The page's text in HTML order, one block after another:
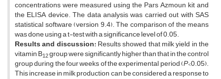
concentrations were measured using the Pars Azmoun kit and
the ELISA device. The data analysis was carried out with SAS
statistical software (version 9.4). The comparison of the means
was done using a t-test with a significance level of 0.05.
Results and discussion:Results showed that milk yield in the
vitamin B12group were significantly higher than that in the control
group during the four weeks of the experimental period (P<0.05).
This increase in milk production can be considered a response to